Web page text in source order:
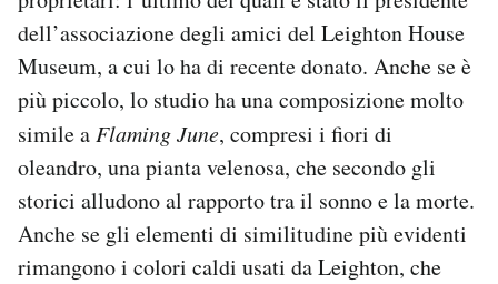
dell’associazione degli amici del Leighton House
Museum, a cui lo ha di recente donato. Anche se è
più piccolo, lo studio ha una composizione molto
simile aFlaming June, compresi i fiori di
oleandro, una pianta velenosa, che secondo gli
storici alludono al rapporto tra il sonno e la morte.
Anche se gli elementi di similitudine più evidenti
rimangono i colori caldi usati da Leighton, che